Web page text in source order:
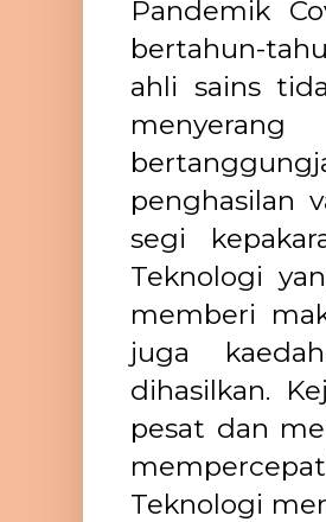
Pandemik
bertahun-
ahli sains
penghasilan
segi
Teknologi
memberi
juga
dihasilkan.
pesat dan
Teknologi